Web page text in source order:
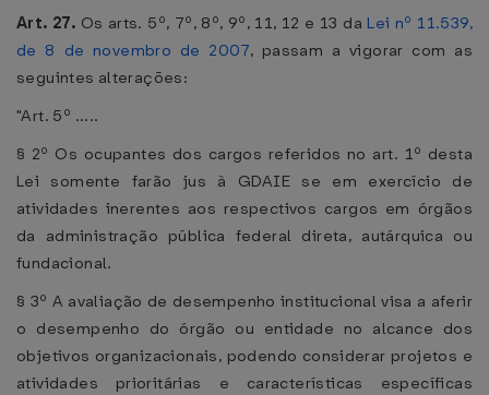
Art. 27. Os arts. 5º, 7º, 8º, 9º, 11, 12 e 13 da Lei nº 11.539,
de 8 de novembro de 2007, passam a vigorar com as
seguintes alterações:
"Art. 5º .....
§ 2º Os ocupantes dos cargos referidos no art. 1º desta
Lei somente farão jus à GDAIE se em exercício de
atividades inerentes aos respectivos cargos em órgãos
da administração pública federal direta, autárquica ou
fundacional.
§ 3º A avaliação de desempenho institucional visa a aferir
o desempenho do órgão ou entidade no alcance dos
objetivos organizacionais, podendo considerar projetos e
atividades prioritárias e características específicas